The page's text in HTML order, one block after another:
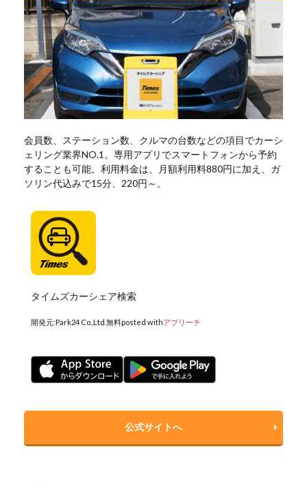
会員数、ステーション数、クルマの台数などの項目でカーシ
ェリング業界NO.1。専用アプリでスマートフォンから予約
することも可能。利用料金は、月額利用料880円に加え、ガ
ソリン代込みで15分、220円～。
タイムズカーシェア検索
開発元:Park24 Co.,Ltd. 無料posted withアプリーチ
公式サイトへ